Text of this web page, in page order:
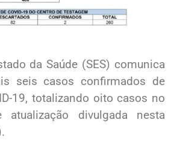
da Saúde (SES) comunica
seis casos confirmados de
19, totalizando oito casos no
atualização divulgada nesta